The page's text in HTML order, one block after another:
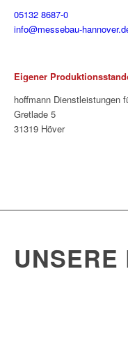
05132 8687-0
info@messebau-
Eigener
hoffmann Dienstleistungen
Gretlade 5
31319 Höver
UNSERE